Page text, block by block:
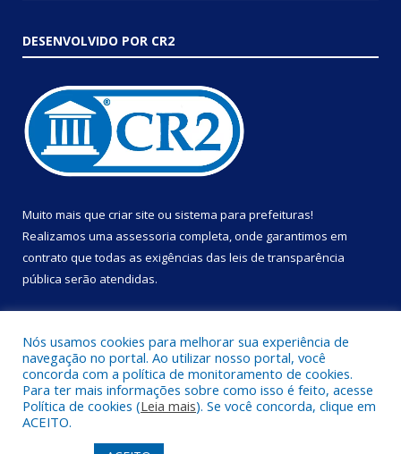
DESENVOLVIDO POR CR2
Muito mais que criar site ou sistema para prefeituras!
Realizamos uma assessoria completa, onde garantimos em
contrato que todas as exigências das leis de transparência
pública serão atendidas.
Todos os direitos reservados a Prefeitura Municipal de Portel.
Nós usamos cookies para melhorar sua experiência de
navegação no portal. Ao utilizar nosso portal, você
concorda com a política de monitoramento de cookies.
Para ter mais informações sobre como isso é feito, acesse
Política de cookies (Leia mais). Se você concorda, clique em
ACEITO.